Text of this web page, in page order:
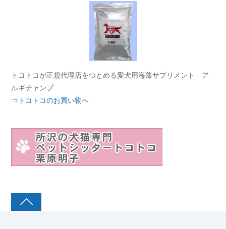
トコトコが正規代理店をつとめる愛犬用海藻サプリメント ア
ルギチャンプ
⇒ トコトコのお買い物へ